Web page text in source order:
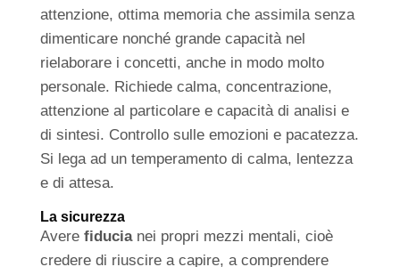
attenzione, ottima memoria che assimila senza
dimenticare nonché grande capacità nel
rielaborare i concetti, anche in modo molto
personale. Richiede calma, concentrazione,
attenzione al particolare e capacità di analisi e
di sintesi. Controllo sulle emozioni e pacatezza.
Si lega ad un temperamento di calma, lentezza
e di attesa.
La sicurezza
Avere fiducianei propri mezzi mentali, cioè
credere di riuscire a capire, a comprendere